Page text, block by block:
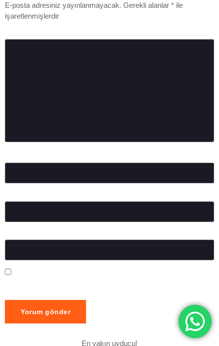
E-posta adresiniz yayınlanmayacak. Gerekli alanlar * ile
işaretlenmişlerdir
En yakın uyducu!